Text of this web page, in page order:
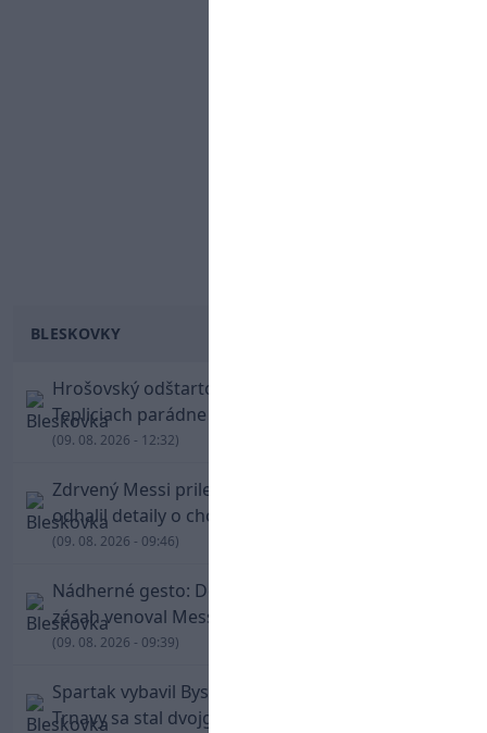
BLESKOVKY
Hrošovský odštartoval šialenú prestrelku! V
Tepliciach parádne skóroval už v prvej minúte
(09. 08. 2026 - 12:32)
Zdrvený Messi priletel do Argentíny, denník
odhalil detaily o chorobe jeho otca
(09. 08. 2026 - 09:46)
Nádherné gesto: De Paul po góle odhalil dres,
zásah venoval Messimu po strate otca
(09. 08. 2026 - 09:39)
Spartak vybavil Bystricu za pár minút: Hrdinom
Trnavy sa stal dvojgólový Polťák